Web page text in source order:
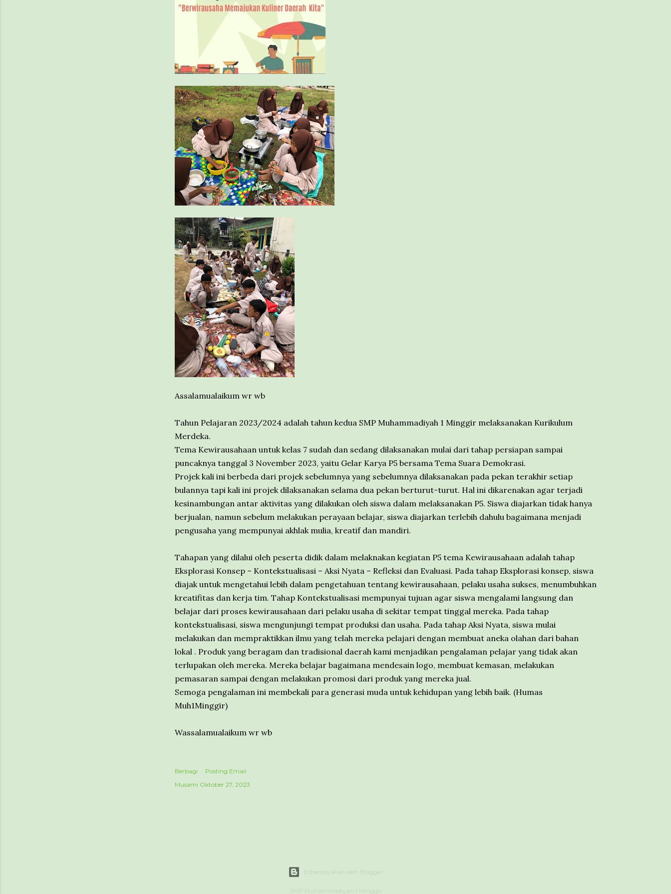
Assalamualaikum wr wb
Tahun Pelajaran 2023/2024 adalah tahun kedua SMP Muhammadiyah 1 Minggir melaksanakan Kurikulum
Merdeka.
Tema Kewirausahaan untuk kelas 7 sudah dan sedang dilaksanakan mulai dari tahap persiapan sampai
puncaknya tanggal 3 November 2023, yaitu Gelar Karya P5 bersama Tema Suara Demokrasi.
Projek kali ini berbeda dari projek sebelumnya yang sebelumnya dilaksanakan pada pekan terakhir setiap
bulannya tapi kali ini projek dilaksanakan selama dua pekan berturut-turut. Hal ini dikarenakan agar terjadi
kesinambungan antar aktivitas yang dilakukan oleh siswa dalam melaksanakan P5. Siswa diajarkan tidak hanya
berjualan, namun sebelum melakukan perayaan belajar, siswa diajarkan terlebih dahulu bagaimana menjadi
pengusaha yang mempunyai akhlak mulia, kreatif dan mandiri.
Tahapan yang dilalui oleh peserta didik dalam melaknakan kegiatan P5 tema Kewirausahaan adalah tahap
Eksplorasi Konsep – Kontekstualisasi – Aksi Nyata – Refleksi dan Evaluasi. Pada tahap Eksplorasi konsep, siswa
diajak untuk mengetahui lebih dalam pengetahuan tentang kewirausahaan, pelaku usaha sukses, menumbuhkan
kreatifitas dan kerja tim. Tahap Kontekstualisasi mempunyai tujuan agar siswa mengalami langsung dan
belajar dari proses kewirausahaan dari pelaku usaha di sekitar tempat tinggal mereka. Pada tahap
kontekstualisasi, siswa mengunjungi tempat produksi dan usaha. Pada tahap Aksi Nyata, siswa mulai
melakukan dan mempraktikkan ilmu yang telah mereka pelajari dengan membuat aneka olahan dari bahan
lokal . Produk yang beragam dan tradisional daerah kami menjadikan pengalaman pelajar yang tidak akan
terlupakan oleh mereka. Mereka belajar bagaimana mendesain logo, membuat kemasan, melakukan
pemasaran sampai dengan melakukan promosi dari produk yang mereka jual.
Semoga pengalaman ini membekali para generasi muda untuk kehidupan yang lebih baik. (Humas
Muh1Minggir)
Wassalamualaikum wr wb
Berbagi
Posting Email
Musami Oktober 27, 2023
Diberdayakan oleh Blogger
SMP Muhammadiyah 1 Minggir